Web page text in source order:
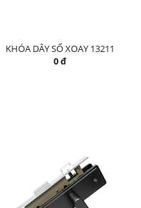
KHÓA DÂY SỐ XOAY 13211
0 đ